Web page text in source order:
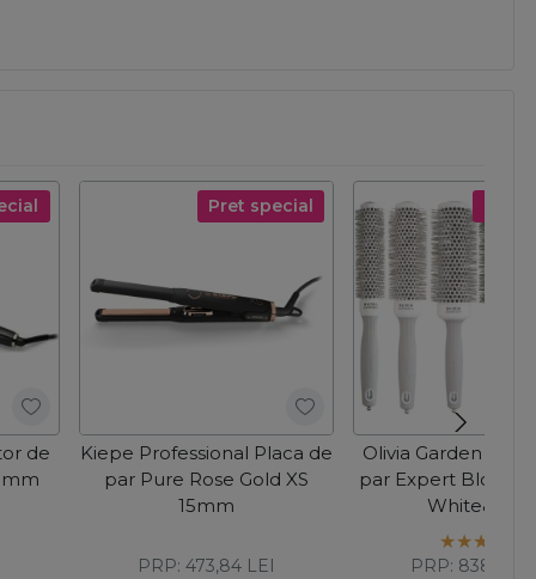
de
Pret special
Kiepe Professional Placa de
par Pure Rose Gold XS
15mm
PRP: 473,84 LEI
Olivia Garden Kit 5
par Expert
White&Grey
PRP: 838,00